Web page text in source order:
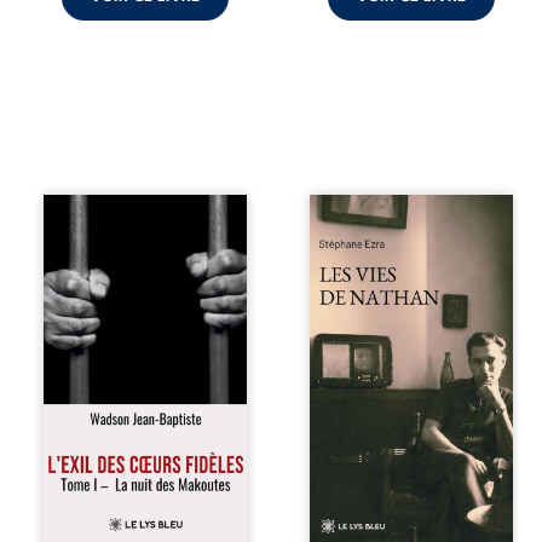
« Une nuit suffit
parfois pour briser
une famille… mais
certaines fidélités
traversent les
années. » Haïti,
sous la dictature
des Duvalier. La
peur s’étend
jusque dans les
villages les plus
reculés. À Bainet,
Jean-Joël Joli
mène une
avec sa famille.
Les vies de
Nathan est un
né en trois jours,
au printemps
2026. Pour la
première fois,
Stéphane Ezra,
médium, a pu
communiquer
avec son père,
disparu depuis
plus de vingt ans
et qu’il n’a jamais
connu. De ce
dialogue par-delà